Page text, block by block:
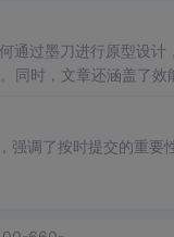
通过墨刀进行原型设
同时，文章还涵盖了效
强调了按时提交的重要